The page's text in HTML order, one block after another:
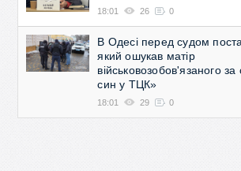
18:01 26 0
В Одесі перед судом
який ошукав матір
військовозобов'язаного
син у ТЦК»
18:01 29 0